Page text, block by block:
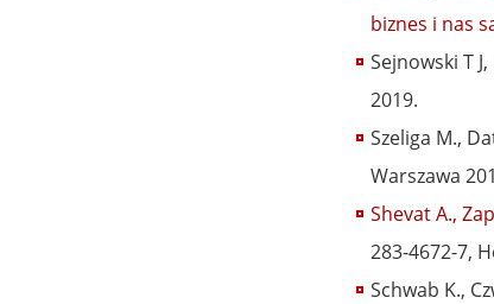
biznes i nas
Sejnowski T
2019.
Szeliga M.,
Warszawa
Shevat A.,
283-4672-7,
Schwab K.,